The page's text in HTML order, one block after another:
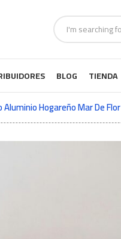
BLOG TIENDA
Aluminio Hogareño Mar De Flor